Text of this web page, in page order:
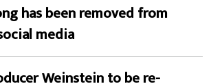
has been removed from
media
Weinstein to be re-